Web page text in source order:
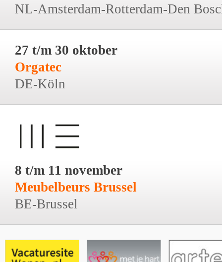
NL-Amsterdam-Rotterdam-Den
27 t/m 30 oktober
Orgatec
DE-Köln
8 t/m 11 november
Meubelbeurs Brussel
BE-Brussel